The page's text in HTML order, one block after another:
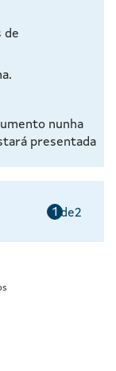
de
nunha
presentada